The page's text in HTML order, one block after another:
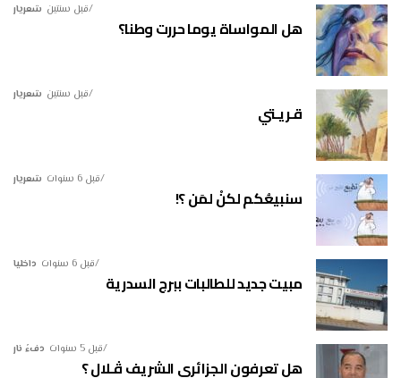
شعريار قبل سنتين
هل المواساة يوما حررت وطنا؟
شعريار قبل سنتين
قـريـتي
شعريار قبل 6 سنوات
سنبيعُكم لكنْ لمَن ؟!
داخليا قبل 6 سنوات
مبيت جديد للطالبات ببرج السدرية
دفءُ نار قبل 5 سنوات
هل تعرفون الجزائري الشريف ڤـلال ؟